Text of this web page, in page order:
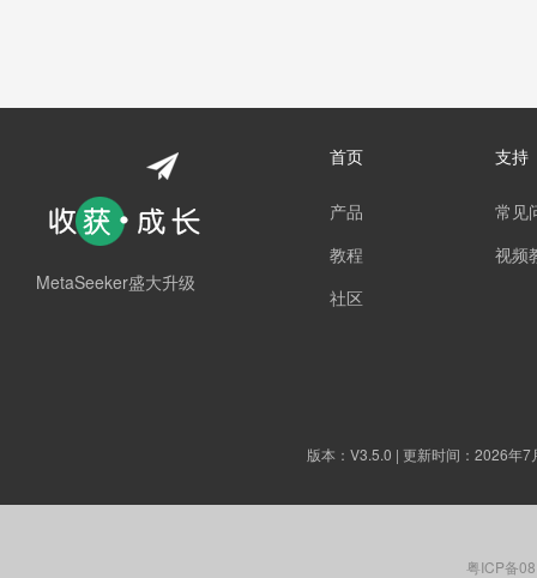
MetaSeeker盛大升级
首页
产品
教程
社区
支持
常见
视频
版本： V3.5.0 | 更新时间：2026年
粤ICP备